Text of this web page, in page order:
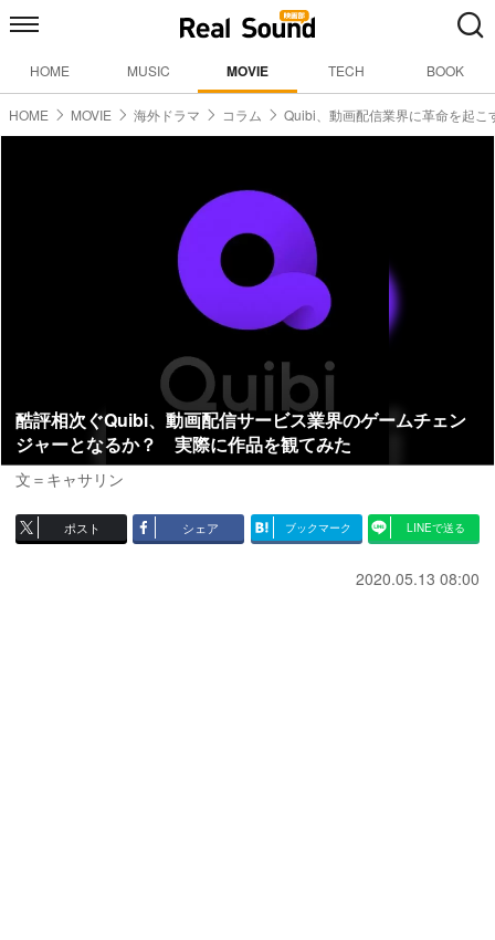
HOME MUSIC MOVIE TECH BOOK
HOME MOVIE 海外ドラマ コラム Quibi、動画配信業界に革命を起こ
酷評相次ぐQuibi、動画配信サービス業界のゲームチェン
ジャーとなるか？ 実際に作品を観てみた
文＝キャサリン
ポスト シェア ブックマーク LINEで送る
2020.05.13 08:00